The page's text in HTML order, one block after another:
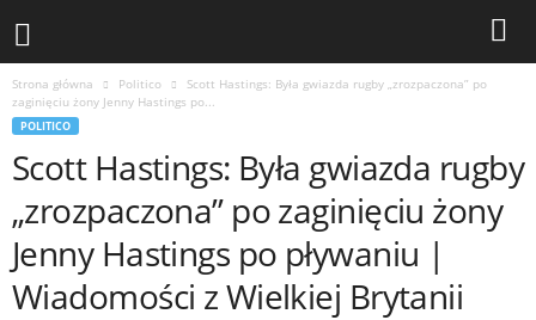
Strona główna Politico
Scott Hastings: Była gwiazda rugby „zrozpaczona” po
zaginięciu żony Jenny Hastings po...
POLITICO
Scott Hastings: Była gwiazda rugby
„zrozpaczona” po zaginięciu żony
Jenny Hastings po pływaniu |
Wiadomości z Wielkiej Brytanii